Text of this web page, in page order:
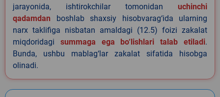
jarayonida, ishtirokchilar tomonidan uchinchi
qadamdan boshlab shaxsiy hisobvarag‘ida ularning
narx taklifiga nisbatan amaldagi (12.5) foizi zakalat
miqdoridagi summaga ega bo‘lishlari talab etiladi.
Bunda, ushbu mablag‘lar zakalat sifatida hisobga
olinadi.